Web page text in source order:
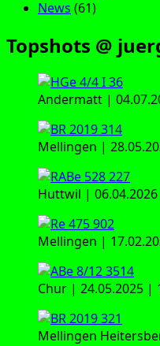
News (61)
Topshots @
Andermatt |
Mellingen |
Huttwil |
Mellingen |
Chur | 24.05.2025 |
Mellingen